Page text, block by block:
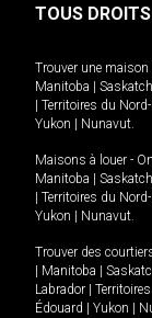
TOUS DROITS
Trouver une maison
Manitoba
Territoires du
Yukon
Nunavut.
Maisons à louer -
Manitoba
Territoires du
Yukon
Nunavut.
Trouver des
Manitoba
Labrador
Édouard
Yukon